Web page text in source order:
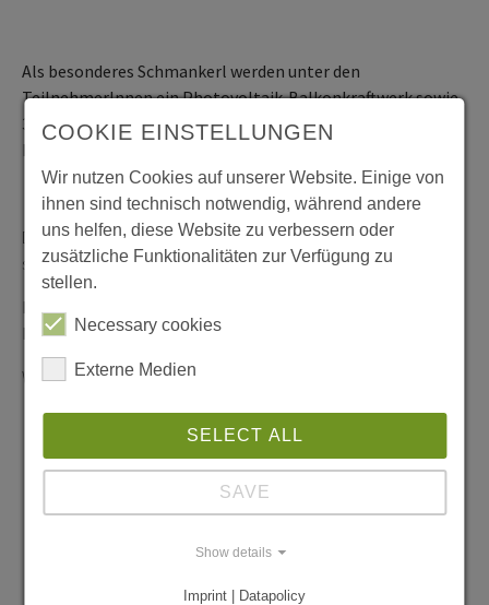
Als besonderes Schmankerl werden unter den
TeilnehmerInnen ein Photovoltaik-Balkonkraftwerk sowie
3x €100,- regionale Einkaufsgutscheine aus den Kärntner
Die KEM-ManagerInnen freuen sich auf ein reges Interesse,
sicher und bequem von zuhause aus.
Rückfragehinweis: ModellregionsmanagerInnen der
Kärntner KEM-Regionen
Web:www.kem-kaernten.at
... zur Facebook Veranstaltung
COOKIE EINSTELLUNGEN
Wir nutzen Cookies auf unserer Website. Einige von
ihnen sind technisch notwendig, während andere
uns helfen, diese Website zu verbessern oder
zusätzliche Funktionalitäten zur Verfügung zu
stellen.
Necessary cookies
Externe Medien
SELECT ALL
SAVE
Show details
Imprint | Datapolicy